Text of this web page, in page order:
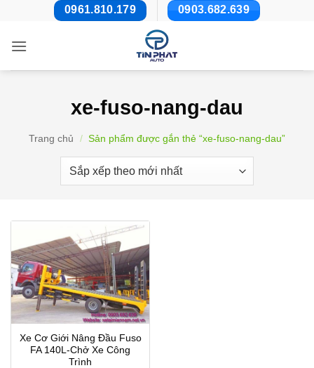
nội
0961.810.179 0903.682.639
xe-fuso-nang-dau
Trang chủ / Sản phẩm được gắn thẻ “xe-fuso-nang-dau”
Xe Cơ Giới Nâng Đầu Fuso
FA 140L-Chở Xe Công
Trình